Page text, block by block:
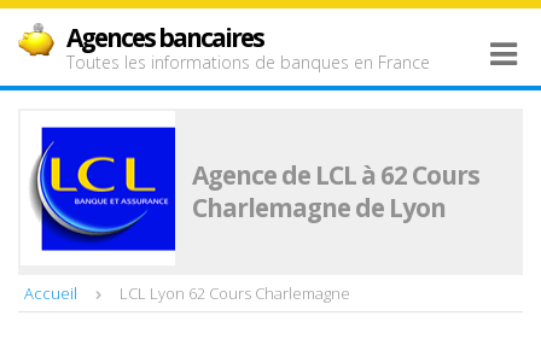
Agences bancaires
Toutes les informations de banques en France
Agence de LCL à 62 Cours
Charlemagne de Lyon
Accueil LCL Lyon 62 Cours Charlemagne